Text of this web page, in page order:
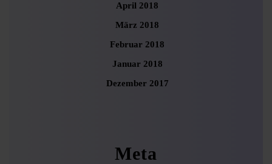
April 2018
März 2018
Februar 2018
Januar 2018
Dezember 2017
Meta